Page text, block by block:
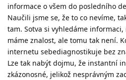
informace o všem do posledního
Naučili jsme se, že to co nevíme,
tam. Sotva si vyhledáme
máme znalost, ale tomu tak není.
internetu sebediagnostikuje bez
Lze tak nabýt dojmu, že instantní
zkázonosné, jelikož nesprávným